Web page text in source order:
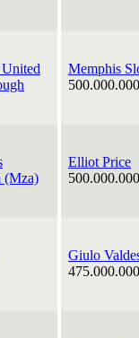
Memphis
(Mza)
Elliot Price
Giulo